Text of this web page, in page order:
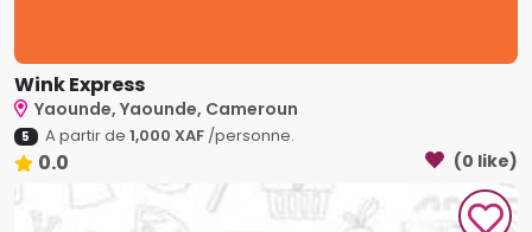
Wink Express
Yaounde, Yaounde, Cameroun
5 A partir de 1,000 XAF/personne.
0.0 (0 like)